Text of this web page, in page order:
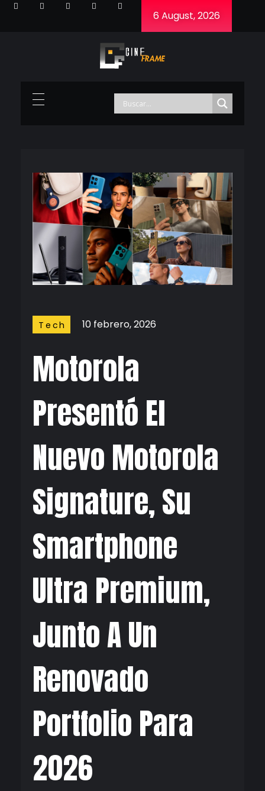
6 August, 2026
Motorola
Presentó El
Nuevo Motorola
Signature, Su
Smartphone
Ultra Premium,
Junto A Un
Renovado
Portfolio Para
2026
10 febrero, 2026
Tech